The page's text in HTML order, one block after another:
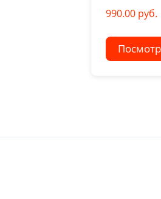
990.00 руб.